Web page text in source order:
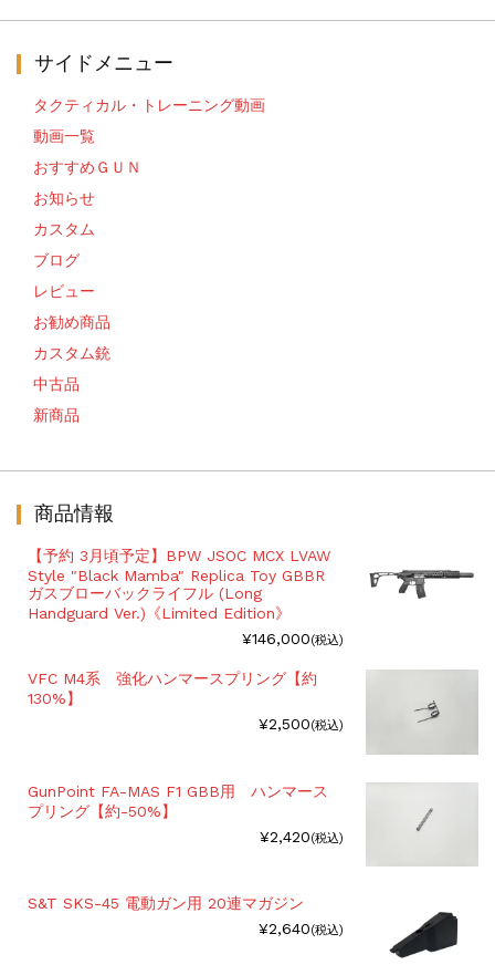
サイドメニュー
タクティカル・トレーニング動画
動画一覧
おすすめＧＵＮ
お知らせ
カスタム
ブログ
レビュー
お勧め商品
カスタム銃
中古品
新商品
商品情報
【予約 3月頃予定】BPW JSOC MCX LVAW
Style "Black Mamba" Replica Toy GBBR
ガスブローバックライフル (Long
Handguard Ver.)《Limited Edition》
¥146,000(税込)
VFC M4系 強化ハンマースプリング【約
130%】
¥2,500(税込)
GunPoint FA-MAS F1 GBB用 ハンマース
プリング【約-50%】
¥2,420(税込)
S&T SKS-45 電動ガン用 20連マガジン
¥2,640(税込)